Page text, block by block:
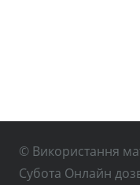
© Використання
Субота Онлайн